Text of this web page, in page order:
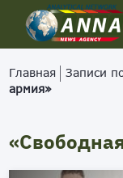
Главная Записи
армия»